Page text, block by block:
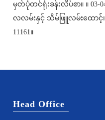
မှတ်ပုံတင်ရုံးခန်းလိပ်စာ။ ။ 03-
လလမ်းနှင့် သိမ်ဖြူလမ်းထောင့်
11161။
Head Office